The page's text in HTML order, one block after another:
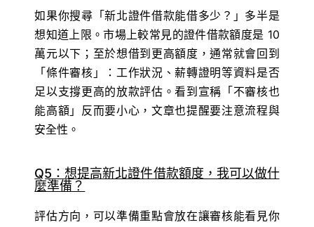
如果你搜尋「新北證件借款能借多少？」多半是
想知道上限。市場上較常見的證件借款額度是 10
萬元以下；至於想借到更高額度，通常就會回到
「條件審核」：工作狀況、薪轉證明等資料是否
足以支撐更高的放款評估。看到宣稱「不審核也
能高額」反而要小心，文章也提醒要注意流程與
安全性。
Q5：想提高新北證件借款額度，我可以做什
麼準備？
評估方向，可以準備重點會放在讓審核能看見你